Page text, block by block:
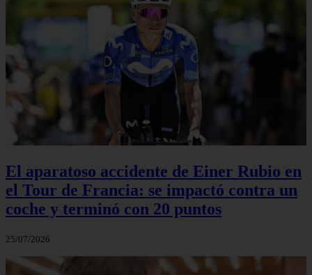
El aparatoso accidente de Einer Rubio en
el Tour de Francia: se impactó contra un
coche y terminó con 20 puntos
25/07/2026